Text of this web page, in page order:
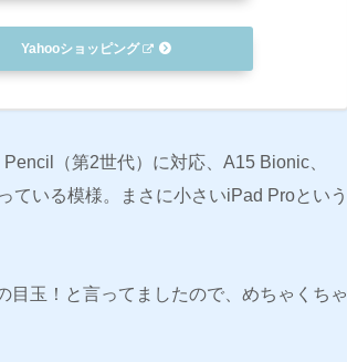
Yahooショッピング
（第2世代）に対応、A15 Bionic、
ている模様。まさに小さいiPad Proという
目玉！と言ってましたので、めちゃくちゃ